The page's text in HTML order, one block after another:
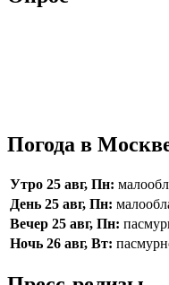
Погода в
Утро 25 авг, Пн:
День 25 авг, Пн:
Вечер 25 авг, Пн:
Ночь 26 авг, Вт: